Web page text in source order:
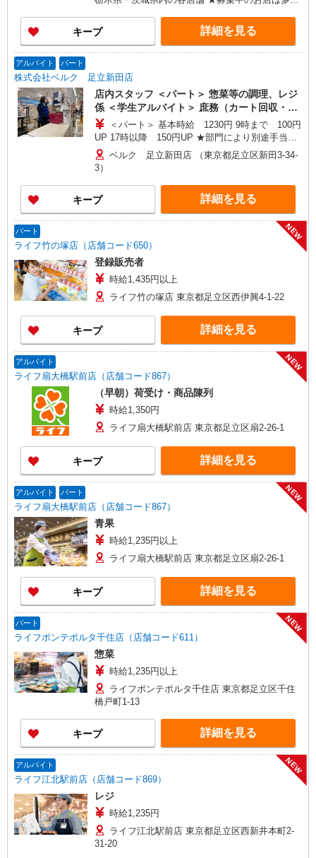
★日・祝日は全時間帯で時給＋100円となります。
★店舗により鮮魚手当・レジ手当があります。
もございます。 ＜埼玉県＞ さいたま市、川口市、
戸田市、新座市、 八潮市、越谷市、所沢市、富士
見市、三芳町、ふじみ野市、狭山市、川越市、入
市、上尾市、北本市、坂戸市、鶴ヶ島市、毛呂山
町、東松山市、鴻巣市、行田市、 羽生市、加須
市、熊谷市、深谷市、本庄市、上里町、秩父市、
三郷市、寄居町、和光市、白岡市 ＜東京都＞ 江戸
川区、足立区、町田市、八王子市、青梅市、東大
和市、葛飾区、練馬区 ＜神奈川県＞ 横浜市鶴見
区、横浜市都筑区、座間市、伊勢原市、相模原市
中央区、秦野市、厚木市 ＜千葉県＞ 市川市、松戸
市、千葉市中央区、鎌ケ谷市、印西市、佐倉市、
白井市、船橋市、我孫子市、浦安市、富里市 ＜群
馬県＞ 高崎市、前橋市、藤岡市、伊勢崎市、太田
＞古河市 ＜栃木県＞佐野市、小山市
キープ 詳細を見る
アルバイト パート
株式会社ベルク 足立新田店
店内スタッフ ＜パート＞ 惣菜等の調理、レジ
係 ＜学生アルバイト＞ 庶務（カート回収・清
掃、他）＜パート＞ 基本時給 1230円 9時まで 100円
UP 17時以降 150円UP ★部門により別途手当が
つく場合あり ＜学生アルバイト＞ 17時まで 基
本時給1230円 17時以降 時給1280円（一律夜間
手当含む） ※22時以降は18歳以上（高校生不可）
※22時以降 基本時給より25％UP ★評価制度で
時給UP！ ★パートは日・祝日は更に時給100円
UP！ 上記時間帯は募集時間ではありません。募
集時間は勤務時間・曜日欄でご確認ください。
ベルク 足立新田店 （東京都足立区新田3-34-
3）
キープ 詳細を見る
パート
ライフ竹の塚店（店舗コード650）
NEW
登録販売者
時給1,435円以上
ライフ竹の塚店 東京都足立区西伊興4-1-22
キープ 詳細を見る
アルバイト
ライフ扇大橋駅前店（店舗コード867）
NEW
（早朝）荷受け・商品陳列
時給1,350円
ライフ扇大橋駅前店 東京都足立区扇2-26-1
キープ 詳細を見る
アルバイト パート
ライフ扇大橋駅前店（店舗コード867）
NEW
青果
時給1,235円以上
ライフ扇大橋駅前店 東京都足立区扇2-26-1
キープ 詳細を見る
パート
ライフポンテポルタ千住店（店舗コード611）
NEW
惣菜
時給1,235円以上
ライフポンテポルタ千住店 東京都足立区千住
橋戸町1-13
キープ 詳細を見る
アルバイト
ライフ江北駅前店（店舗コード869）
NEW
レジ
時給1,235円
ライフ江北駅前店 東京都足立区西新井本町2-
31-20